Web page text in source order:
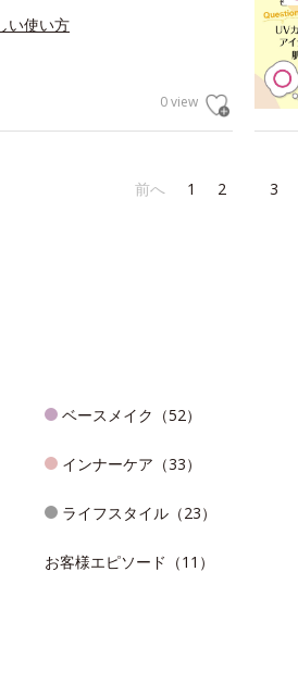
い使い方
0 view
前へ 1 2 3
ベースメイク（52）
インナーケア（33）
ライフスタイル（23）
お客様エピソード（11）